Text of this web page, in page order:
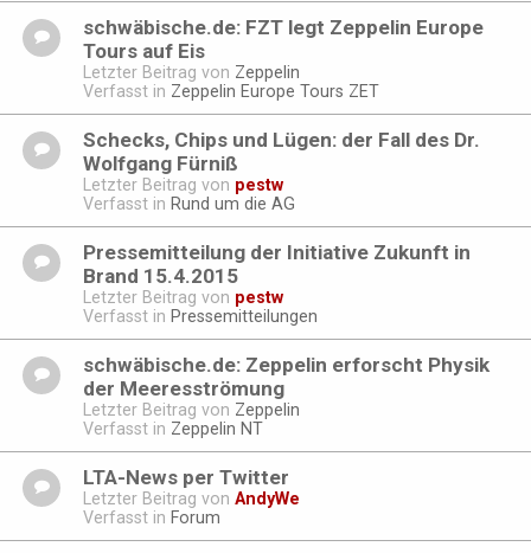
schwäbische.de: FZT legt Zeppelin Europe
Tours auf Eis
Letzter Beitrag von Zeppelin
Verfasst in Zeppelin Europe Tours ZET
Schecks, Chips und Lügen: der Fall des Dr.
Wolfgang Fürniß
Letzter Beitrag von pestw
Verfasst in Rund um die AG
Pressemitteilung der Initiative Zukunft in
Brand 15.4.2015
Letzter Beitrag von pestw
Verfasst in Pressemitteilungen
schwäbische.de: Zeppelin erforscht Physik
der Meeresströmung
Letzter Beitrag von Zeppelin
Verfasst in Zeppelin NT
LTA-News per Twitter
Letzter Beitrag von AndyWe
Verfasst in Forum